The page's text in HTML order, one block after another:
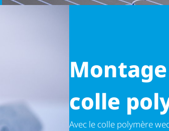
colle
Avec le colle polymère